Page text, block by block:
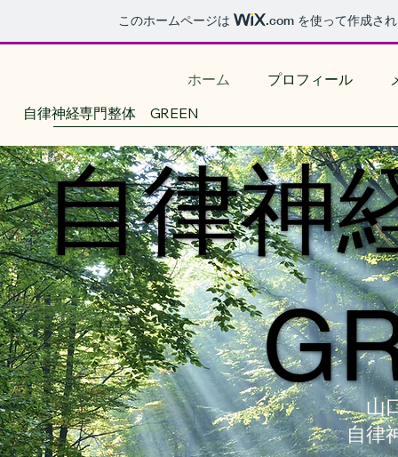
このホームページは .com を使って作成さ
自律神経専門整体 GREEN
ホーム プロフィール
自律神
自律神
山
自律